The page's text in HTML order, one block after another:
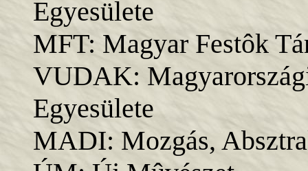
Egyesülete
MFT: Magyar Festôk
VUDAK:
Egyesülete
MADI: Mozgás,